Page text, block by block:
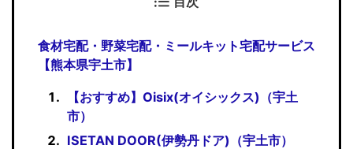
食材宅配・野菜宅配・ミールキット宅配サービス
【熊本県宇土市】
【おすすめ】Oisix(オイシックス)（宇土
市）
ISETAN DOOR(伊勢丹ドア)（宇土市）